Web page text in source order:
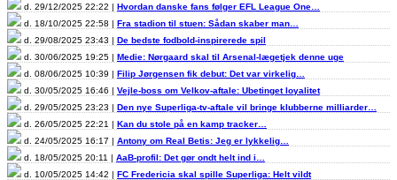
d. 29/12/2025 22:22 | Hvordan danske fans følger EFL League One…
d. 18/10/2025 22:58 | Fra stadion til stuen: Sådan skaber man…
d. 29/08/2025 23:43 | De bedste fodbold-inspirerede spil
d. 30/06/2025 19:25 | Medie: Nørgaard skal til Arsenal-lægetjek denne uge
d. 08/06/2025 10:39 | Filip Jørgensen fik debut: Det var virkelig…
d. 30/05/2025 16:46 | Vejle-boss om Velkov-aftale: Ubetinget loyalitet
d. 29/05/2025 23:23 | Den nye Superliga-tv-aftale vil bringe klubberne milliarder…
d. 26/05/2025 22:21 | Kan du stole på en kamp tracker…
d. 24/05/2025 16:17 | Antony om Real Betis: Jeg er lykkelig…
d. 18/05/2025 20:11 | AaB-profil: Det gør ondt helt ind i…
d. 10/05/2025 14:42 | FC Fredericia skal spille Superliga: Helt vildt